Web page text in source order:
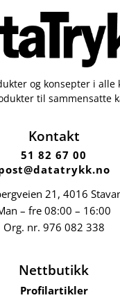
og konsepter i alle
til sammensatte
Kontakt
51 82 67 00
21 , 4016
– fre 08:00 – 16:00
Org. nr. 976 082 338
Nettbutikk
Profilartikler